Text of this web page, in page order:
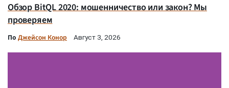
Обзор BitQL 2020: мошенничество или закон? Мы
проверяем
По Джейсон Конор Август 3, 2026